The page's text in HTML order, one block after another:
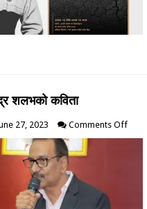
रोसनको
निर्देशनमा
शलभको कविता
27, 2023 Comments Offon
यसरी